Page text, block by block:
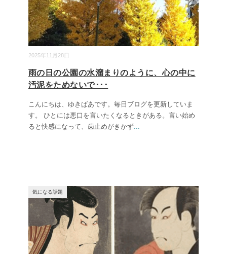
2025年11月28日
雨の日の公園の水溜まりのように、心の中に
汚泥をためないで･･･
こんにちは、ゆきばあです。毎日ブログを更新していま
す。 ひとには悪口を言いたくなるときがある。言い始め
ると快感になって、歯止めがきかず...
気になる話題